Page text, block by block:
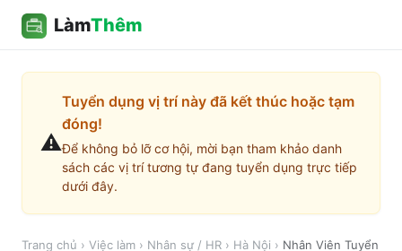
LàmThêm
⚠️
Tuyển dụng vị trí này đã kết thúc hoặc tạm
đóng!
Để không bỏ lỡ cơ hội, mời bạn tham khảo danh
sách các vị trí tương tự đang tuyển dụng trực tiếp
dưới đây.
Trang chủ › Việc làm › Nhân sự / HR › Hà Nội › Nhân Viên Tuyển